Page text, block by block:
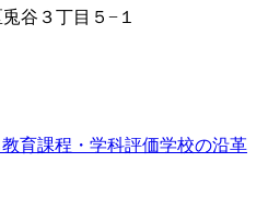
谷３丁目５−１
教育課程・学科評価学校の沿革